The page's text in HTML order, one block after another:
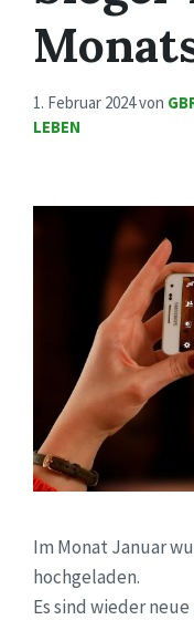
1. Februar 2024von
LEBEN
Im Monat Januar
hochgeladen.
Es sind wieder